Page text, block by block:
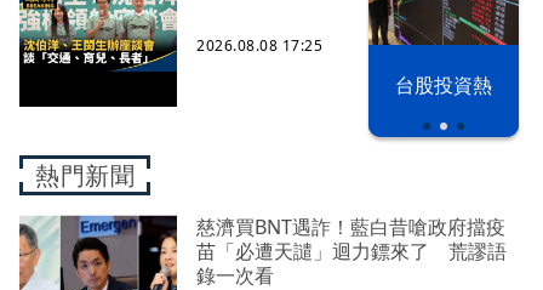
台股投資熱
2026.08.08 17:25
熱門新聞
慈濟買BNT遇詐！藍白昔嗆政府擋疫
苗「必遭天譴」迴力鏢來了 荒謬語
錄一次看